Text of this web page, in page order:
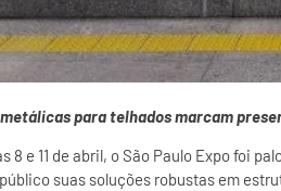
para telhados marcam
8 e 11 de abril, o São Paulo Expo foi
suas soluções robustas em